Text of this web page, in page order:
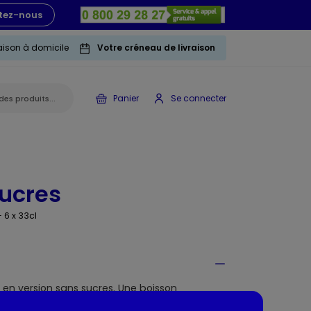
nous
à domicile Votre créneau de livraison
Panier Se connecter
x 33cl
version sans sucres. Une boisson